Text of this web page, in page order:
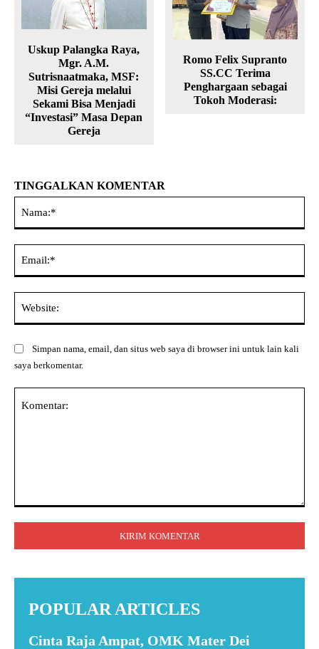
Uskup Palangka Raya,
Mgr. A.M.
Sutrisnaatmaka, MSF:
Misi Gereja melalui
Sekami Bisa Menjadi
“Investasi” Masa Depan
Gereja
Romo Felix Supranto
SS.CC Terima
Penghargaan sebagai
Tokoh Moderasi:
TINGGALKAN KOMENTAR
Simpan nama, email, dan situs web saya di browser ini untuk lain kali
saya berkomentar.
POPULAR ARTICLES
Cinta Raja Ampat, OMK Mater Dei